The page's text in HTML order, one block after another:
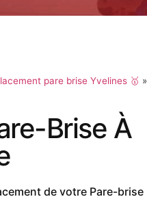
pare brise Yvelines 🥇 »
Brise À
de votre Pare-brise